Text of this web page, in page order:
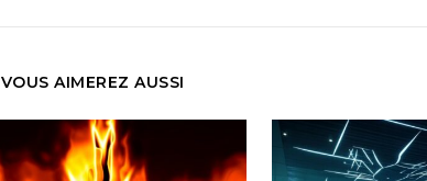
VOUS AIMEREZ AUSSI